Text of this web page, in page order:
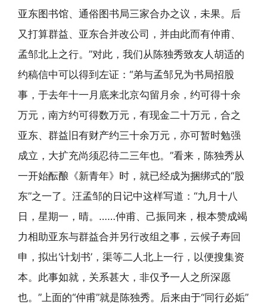
亚东图书馆、通俗图书局三家合办之议，未果。后
又打算群益、亚东合并改公司，并由此而有仲甫、
孟邹北上之行。”对此，我们从陈独秀致友人胡适的
约稿信中可以得到左证：“弟与孟邹兄为书局招股
事，于去年十一月底来北京勾留月余，约可得十余
万元，南方约可得数万元，有现金二十万元，合之
亚东、群益旧有财产约三十余万元，亦可暂时勉强
成立，大扩充尚须忍待二三年也。”看来，陈独秀从
一开始酝酿《新青年》时，就已经成为捆绑式的“股
东”之一了。汪孟邹的日记中这样写道：“九月十八
日，星期一，晴。……仲甫、己振同来，根本赞成竭
力相助亚东与群益合并另行改组之事，云候子寿回
申，拟出‘计划书’，渠等二人北上一行，以便搜集资
本。此事如就，关系甚大，非仅予一人之所深愿
也。”上面的“仲甫”就是陈独秀。后来由于“同行必姤”